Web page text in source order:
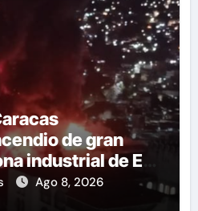
de gran
industrial de El
Ago 8, 2026